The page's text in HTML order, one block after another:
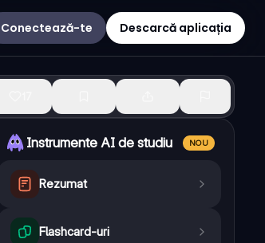
Conectează-te Descarcă aplicația
Instrumente AI de studiu NOU
Rezumat
Flashcard-uri